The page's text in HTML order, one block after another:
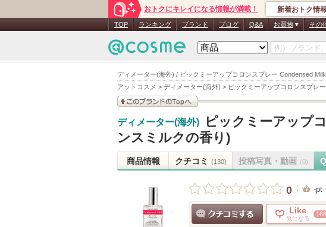
ディメーター(海外) / ピックミーアップコロンスプレー Condensed
アットコスメ > ディメーター(海外) > ピックミーアップコロンスプレ
おトクにキレイになる情報が満載！ 新着おトク情報
TOP ランキング ブランド ブログ Q&A お買物 その
ディメーター(海外)
ピックミーアップ
ンスミルクの香り)
商品情報 クチコミ (130) 投稿写真・動画 (0)
0 -pt
Like
気になる
166